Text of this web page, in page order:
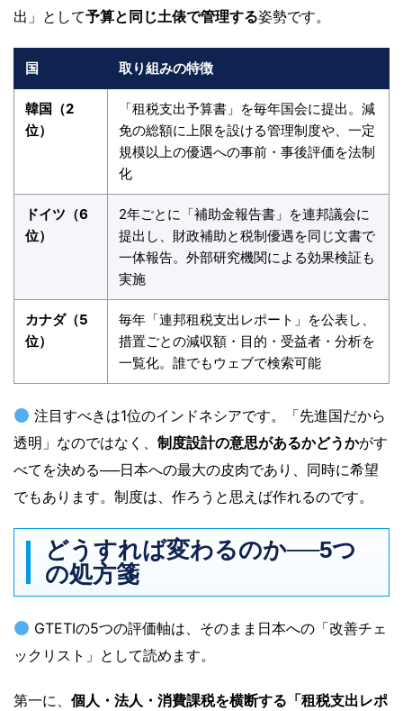
出」として予算と同じ土俵で管理する姿勢です。
国 取り組みの特徴
韓国（2
位）
「租税支出予算書」を毎年国会に提出。減
免の総額に上限を設ける管理制度や、一定
規模以上の優遇への事前・事後評価を法制
化
ドイツ（6
位）
2年ごとに「補助金報告書」を連邦議会に
提出し、財政補助と税制優遇を同じ文書で
一体報告。外部研究機関による効果検証も
実施
カナダ（5
位）
毎年「連邦租税支出レポート」を公表し、
措置ごとの減収額・目的・受益者・分析を
一覧化。誰でもウェブで検索可能
注目すべきは1位のインドネシアです。「先進国だから
透明」なのではなく、 制度設計の意思があるかどうかがす
べてを決める──日本への最大の皮肉であり、同時に希望
でもあります。制度は、作ろうと思えば作れるのです。
どうすれば変わるのか──5つ
の処方箋
GTETIの5つの評価軸は、そのまま日本への「改善チェ
ックリスト」として読めます。
第一に、 個人・法人・消費課税を横断する「租税支出レポ